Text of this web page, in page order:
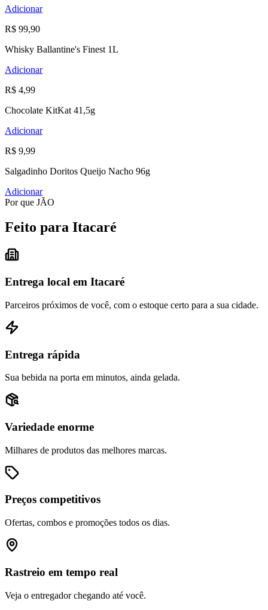
Adicionar
R$ 99,90
Whisky Ballantine's Finest 1L
Adicionar
R$ 4,99
Chocolate KitKat 41,5g
Adicionar
R$ 9,99
Salgadinho Doritos Queijo Nacho 96g
Adicionar
Por que JÃO
Feito para Itacaré
Entrega local em Itacaré
Parceiros próximos de você, com o estoque certo para a sua cidade.
Entrega rápida
Sua bebida na porta em minutos, ainda gelada.
Variedade enorme
Milhares de produtos das melhores marcas.
Preços competitivos
Ofertas, combos e promoções todos os dias.
Rastreio em tempo real
Veja o entregador chegando até você.